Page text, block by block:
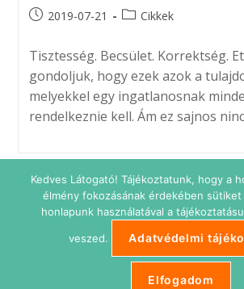
Post2019-07-21
PostCikkek
Tisztesség. Becsület. Korrektség.
gondoljuk, hogy ezek azok a
melyekkel egy ingatlanosnak
rendelkeznie kell. Ám ez sajnos
Adatkezelési tájékoztató Impresszum
Kedves Látogató! Tájékoztatunk, hogy a
élmény fokozásának érdekében sütiket
honlapunk használatával a
veszed. Adatvédelmi
Elfogadom